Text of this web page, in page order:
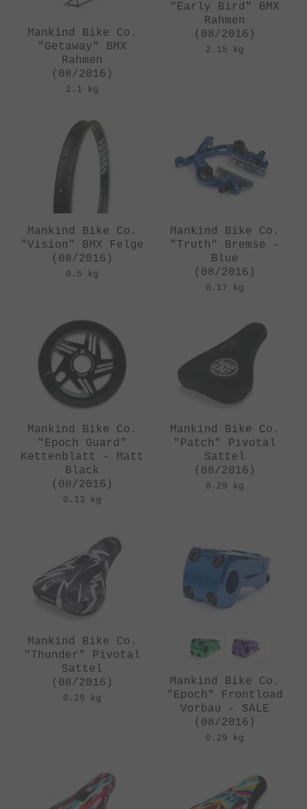
Mankind Bike Co.
"Getaway" BMX
Rahmen
(08/2016)
2.1 kg
"Early Bird" BMX
Rahmen
(08/2016)
2.15 kg
Mankind Bike Co.
"Vision" BMX Felge
(08/2016)
0.5 kg
Mankind Bike Co.
"Truth" Bremse -
Blue
(08/2016)
0.17 kg
Mankind Bike Co.
"Epoch Guard"
Kettenblatt - Matt
Black
(08/2016)
0.13 kg
Mankind Bike Co.
"Patch" Pivotal
Sattel
(08/2016)
0.29 kg
Mankind Bike Co.
"Thunder" Pivotal
Sattel
(08/2016)
0.29 kg
Mankind Bike Co.
"Epoch" Frontload
Vorbau - SALE
(08/2016)
0.29 kg